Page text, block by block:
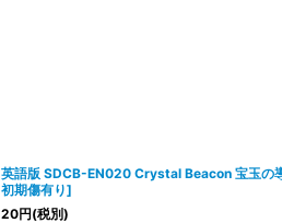
英語版 SDCB-EN020 Crystal Beacon 宝玉の
初期傷有り]
20円(税別)